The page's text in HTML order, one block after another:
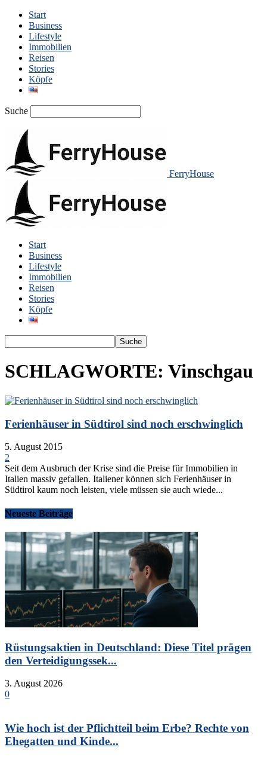
Start
Business
Lifestyle
Immobilien
Reisen
Stories
Köpfe
Suche
FerryHouse
Start
Business
Lifestyle
Immobilien
Reisen
Stories
Köpfe
SCHLAGWORTE: Vinschgau
Ferienhäuser in Südtirol sind noch erschwinglich
5. August 2015
2
Seit dem Ausbruch der Krise sind die Preise für Immobilien in
Italien massiv gefallen. Italiener können sich Ferienhäuser in
Südtirol kaum noch leisten, viele müssen sie auch wiede...
Neueste Beiträge
Rüstungsaktien in Deutschland: Diese Titel prägen
den Verteidigungssek...
3. August 2026
0
Wie hoch ist der Pflichtteil beim Erbe? Rechte von
Ehegatten und Kinde...